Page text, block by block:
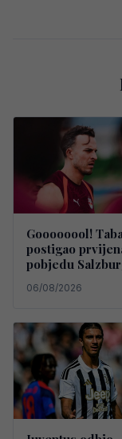
Goooooool!
postigao
pobjedu
06/08/2026